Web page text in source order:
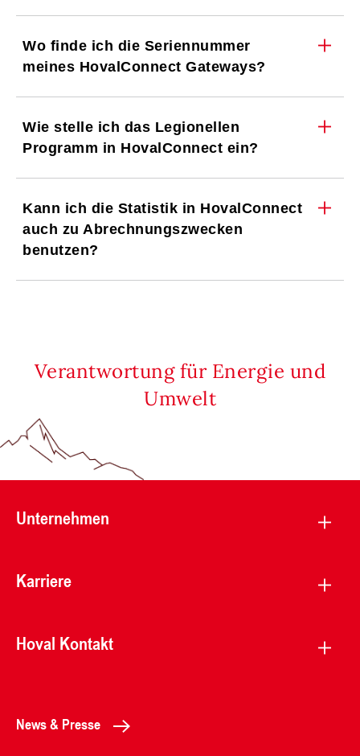
Wo finde ich die Seriennummer
meines HovalConnect Gateways?
Wie stelle ich das Legionellen
Programm in HovalConnect ein?
Kann ich die Statistik in HovalConnect
auch zu Abrechnungszwecken
benutzen?
Verantwortung für Energie und
Umwelt
Unternehmen
Karriere
Hoval Kontakt
News & Presse